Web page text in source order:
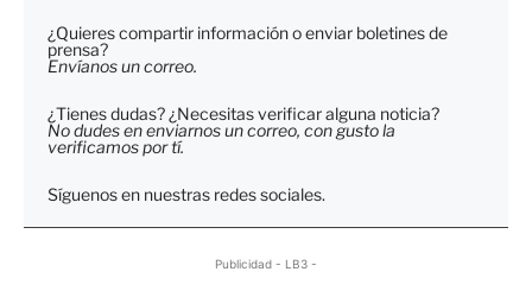
¿Quieres compartir información o enviar boletines de
prensa?
Envíanos un correo.
¿Tienes dudas? ¿Necesitas verificar alguna noticia?
No dudes en enviarnos un correo, con gusto la
verificamos por tí.
Síguenos en nuestras redes sociales.
Publicidad - LB3 -